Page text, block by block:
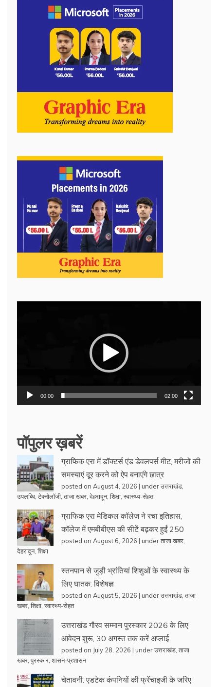
00:00 02:00
पॉपुलर ख़बरें
ग्राफिक एरा में डॉक्टर्स एंड डेवलपर्स मीट, मरीजों की
समस्याएं दूर करने को ऐप बनाएंगे छात्र
posted on August 4, 2026 | underउत्तराखंड
उपलब्धि टेक्नोलॉजी ताजा खबर देहरादून, शिक्षा स्वास्थ्य-सेहत
ग्राफिक एरा मेडिकल कॉलेज ने रचा इतिहास,
कॉलेज में एमबीबीएस की सीटें बढ़कर हुईं 250
posted on August 6, 2026 | underताजा खबर
देहरादून, शिक्षा
स्तनपान से जुड़ी भ्रांतियां शिशुओं के स्वास्थ्य के
लिए घातक: विशेषज्ञ
posted on August 5, 2026 | underउत्तराखंड ताजा
खबर शिक्षा स्वास्थ्य-सेहत
उत्तराखंड गौरव सम्मान पुरस्कार 2026 के लिए
आवेदन शुरू, 30 अगस्त तक करें अप्लाई
posted on July 28, 2026 | underउत्तराखंड ताजा
खबर पुरस्कार शासन-प्रशासन
चेतावनी: एडटेक कंपनियों की फ्रेंचाइजी के जरिए